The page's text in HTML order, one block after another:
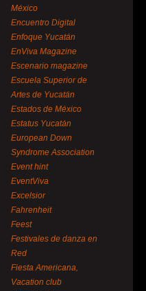
México
Encuentro Digital
Enfoque Yucatán
EnViva Magazine
Escenario magazine
Escuela Superior de
Artes de Yucatán
Estados de México
Estatus Yucatán
European Down
Syndrome Association
Event hint
EventViva
Excelsior
Fahrenheit
Feest
Festivales de danza en
Red
Fiesta Americana,
Vacation club